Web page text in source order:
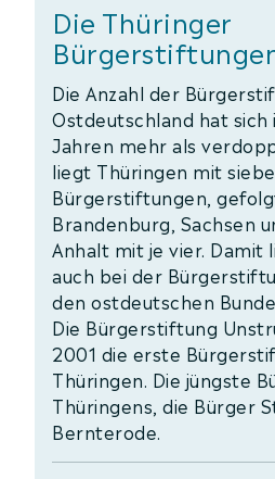
Die Thüringer
Die Anzahl der
Ostdeutschland hat
Jahren mehr als
liegt Thüringen mit
Bürgerstiftungen,
Brandenburg, Sachsen
Anhalt mit je vier. Damit
auch bei der
den ostdeutschen
Die Bürgerstiftung
2001 die erste
Thüringen. Die jüngste
Thüringens, die Bürger
Bernterode.